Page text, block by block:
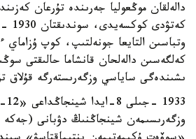
دالەلقان موڭعوليا جەرىندە تۇرعان
وتباسىن التايعا جونەلتىپ، كوپ ۇزاماي
كەلگەسىن دالەلحان قانشاما حالىقتى
ىشىندەگى ساياسي وزگەرىستەرگە قۇلاق
وزگەرىسىمەن شينجاڭنىڭ دۋبانى